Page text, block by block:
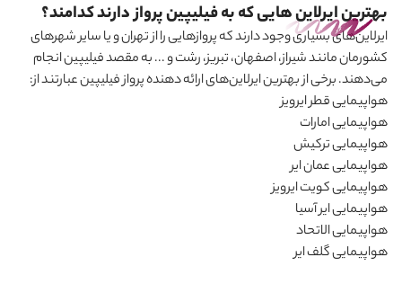
بهترین ایرلاین هایی که به فیلیپین پرواز دارند کدامند؟
ایرلاین‌های بسیاری وجود دارند که پروازهایی را از تهران و یا سایر شهرهای
کشورمان مانند شیراز، اصفهان، تبریز، رشت و ... به مقصد فیلیپین انجام
میدهند. برخی از بهترین ایرلاین‌های ارائه دهنده پرواز فیلیپین عبارتند از:
هواپیمایی قطر ایرویز
هواپیمایی امارات
هواپیمایی ترکیش
هواپیمایی عمان ایر
هواپیمایی کویت ایرویز
هواپیمایی ایر آسیا
هواپیمایی الاتحاد
هواپیمایی گلف ایر